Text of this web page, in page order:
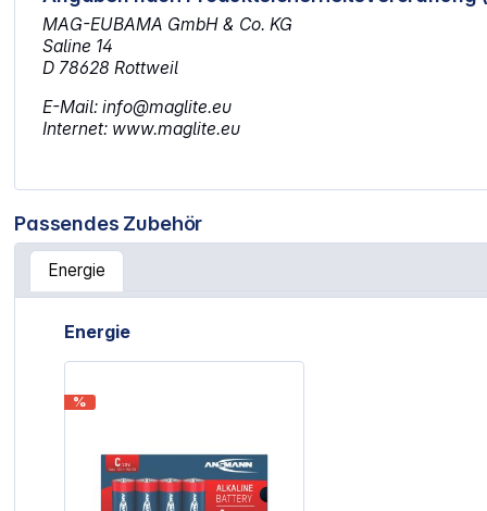
MAG-EUBAMA GmbH & Co. KG
Saline 14
D 78628 Rottweil
E-Mail: info@maglite.eu
Internet: www.maglite.eu
Passendes Zubehör
Energie
Artikelgalerie überspringen
Energie
%